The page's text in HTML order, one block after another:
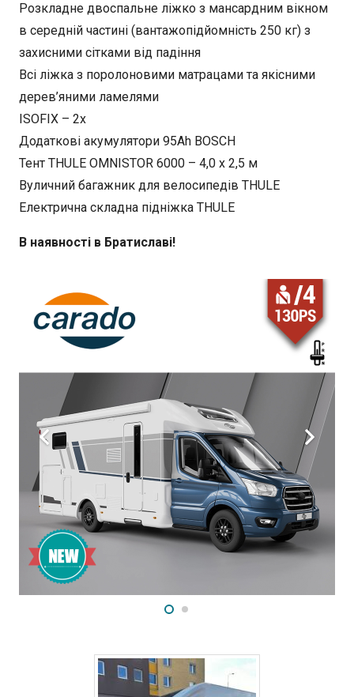
Розкладне двоспальне ліжко з мансардним вікном
в середній частині (вантажопідйомність 250 кг) з
захисними сітками від падіння
Всі ліжка з поролоновими матрацами та якісними
дерев’яними ламелями
ISOFIX – 2x
Додаткові акумулятори 95Ah BOSCH
Тент THULE OMNISTOR 6000 – 4,0 х 2,5 м
Вуличний багажник для велосипедів THULE
Електрична складна підніжка THULE
В наявності в Братиславі!